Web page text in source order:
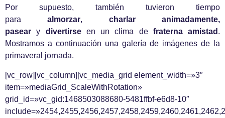
Por supuesto, también tuvieron tiempo
paraalmorzar, charlar animadamente,
paseary divertirse en un clima de fraterna amistad .
Mostramos a continuación una galería de imágenes de la
primaveral jornada.
[vc_row][vc_column][vc_media_grid element_width=»3″
item=»mediaGrid_ScaleWithRotation»
grid_id=»vc_gid:1468503088680-5481ffbf-e6d8-10″